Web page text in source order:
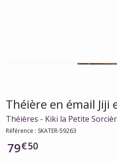
Théière en émail Jiji
Théières - Kiki la Petite
Référence : SKATER-59263
79€50